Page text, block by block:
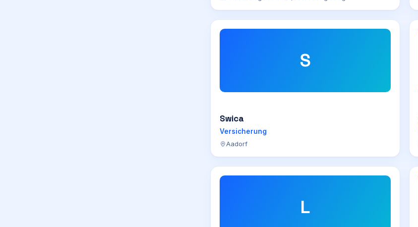
S
Swica
Versicherung
Aadorf
L